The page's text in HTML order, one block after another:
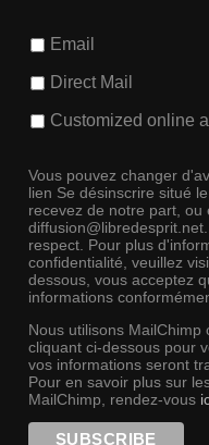
Email
Direct Mail
Customized online
Vous pouvez changer
lien Se désinscrire situé
recevez de notre part, ou
respect. Pour plus
confidentialité, veuillez
dessous, vous acceptez
informations
Nous utilisons
cliquant ci-dessous pour
vos informations seront
Pour en savoir plus sur
MailChimp, rendez-vous